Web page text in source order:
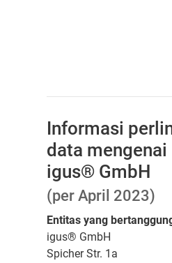
Informasi
data
igus® GmbH
(per April 2023)
Entitas yang
igus® GmbH
Spicher Str. 1a